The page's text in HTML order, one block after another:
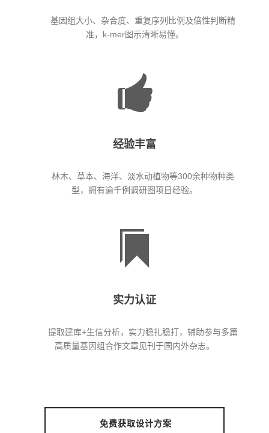
基因组大小、杂合度、重复序列比例及倍性判断精
准，k-mer图示清晰易懂。
经验丰富
林木、草本、海洋、淡水动植物等300余种物种类
型，拥有逾千例调研图项目经验。
实力认证
提取建库+生信分析，实力稳扎稳打，辅助参与多篇
高质量基因组合作文章见刊于国内外杂志。
免费获取设计方案